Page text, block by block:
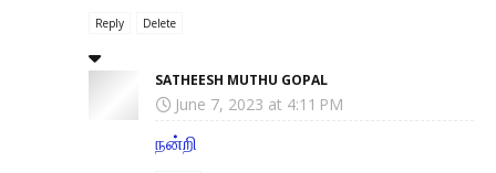
Reply Delete
SATHEESH MUTHU GOPAL
June 7, 2023 at 4:11 PM
நன்றி